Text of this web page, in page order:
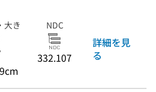
大き
NDC
332.107
詳細を見
る